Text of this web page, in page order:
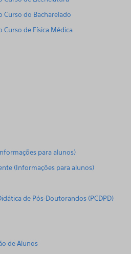
Curso do Bacharelado
de Física Médica
para alunos)
(Informações para alunos)
de Pós-Doutorandos (PCDPD)
de Alunos